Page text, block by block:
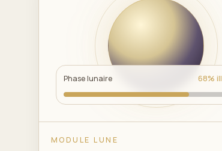
Phase lunaire 68%
MODULE LUNE